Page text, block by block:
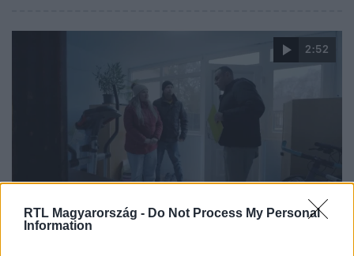
RTL Magyarország - Do Not Process My Personal
Information
2:52
Ingatlanvadászok
2026. március 4. 21:45